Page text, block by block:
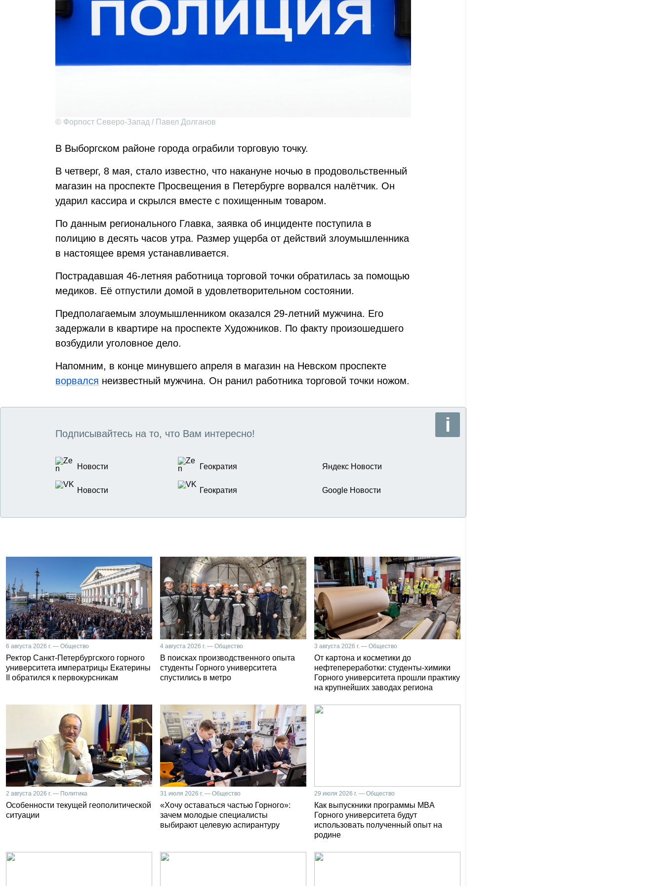
© Форпост Северо-Запад / Павел Долганов
В Выборгском районе города ограбили торговую точку.
В четверг, 8 мая, стало известно, что накануне ночью в продовольственный
магазин на проспекте Просвещения в Петербурге ворвался налётчик. Он
ударил кассира и скрылся вместе с похищенным товаром.
По данным регионального Главка, заявка об инциденте поступила в
полицию в десять часов утра. Размер ущерба от действий злоумышленника
в настоящее время устанавливается.
Пострадавшая 46-летняя работница торговой точки обратилась за помощью
медиков. Её отпустили домой в удовлетворительном состоянии.
Предполагаемым злоумышленником оказался 29-летний мужчина. Его
задержали в квартире на проспекте Художников. По факту произошедшего
возбудили уголовное дело.
Напомним, в конце минувшего апреля в магазин на Невском проспекте
ворвался неизвестный мужчина. Он ранил работника торговой точки ножом.
Подписывайтесь на то, что Вам интересно!
Новости Геократия Яндекс Новости
Новости Геократия Google Новости
6 августа 2026 г. — Общество
Ректор Санкт-Петербургского горного
университета императрицы Екатерины
II обратился к первокурсникам
4 августа 2026 г. — Общество
В поисках производственного опыта
студенты Горного университета
спустились в метро
3 августа 2026 г. — Общество
От картона и косметики до
нефтепереработки: студенты-химики
Горного университета прошли практику
на крупнейших заводах региона
2 августа 2026 г. — Политика
Особенности текущей геополитической
ситуации
31 июля 2026 г. — Общество
«Хочу оставаться частью Горного»:
зачем молодые специалисты
выбирают целевую аспирантуру
29 июля 2026 г. — Общество
Как выпускники программы MBA
Горного университета будут
использовать полученный опыт на
родине